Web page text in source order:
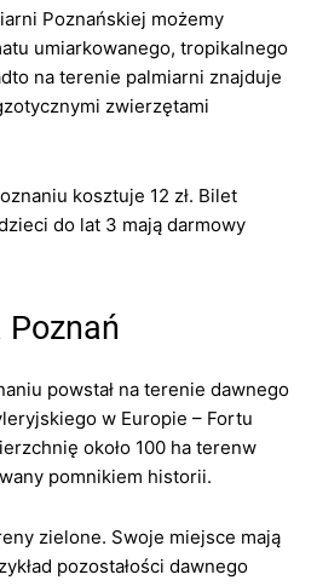
Poznańskiej możemy
umiarkowanego, tropikalnego
na terenie palmiarni znajduje
zwierzętami
kosztuje 12 zł. Bilet
do lat 3 mają darmowy
Poznań
powstał na terenie dawnego
w Europie – Fortu
około 100 ha terenw
pomnikiem historii.
zielone. Swoje miejsce mają
pozostałości dawnego